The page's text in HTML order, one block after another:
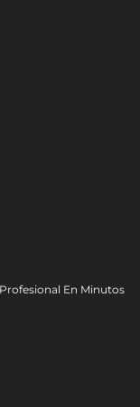
En Minutos